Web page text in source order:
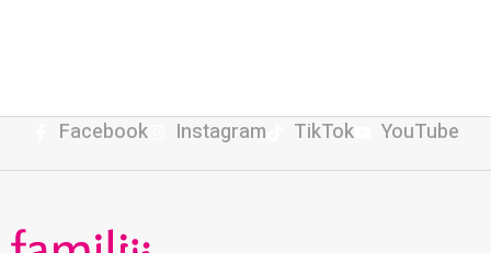
Facebook Instagram TikTok YouTube